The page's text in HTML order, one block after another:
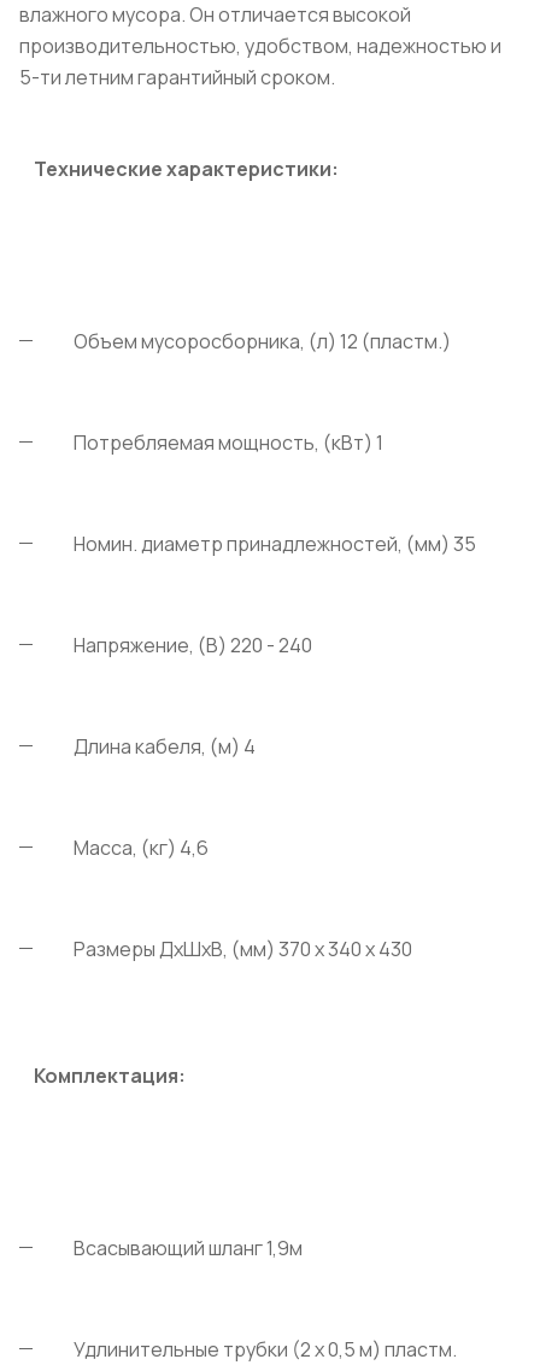
влажного мусора. Он отличается высокой
производительностью, удобством, надежностью и
5-ти летним гарантийный сроком.
Технические характеристики:
Объем мусоросборника, (л) 12 (пластм.)
Потребляемая мощность, (кВт) 1
Номин. диаметр принадлежностей, (мм) 35
Напряжение, (В) 220 - 240
Длина кабеля, (м) 4
Масса, (кг) 4,6
Размеры ДхШхВ, (мм) 370 х 340 х 430
Комплектация:
Всасывающий шланг 1,9м
Удлинительные трубки (2 х 0,5 м) пластм.